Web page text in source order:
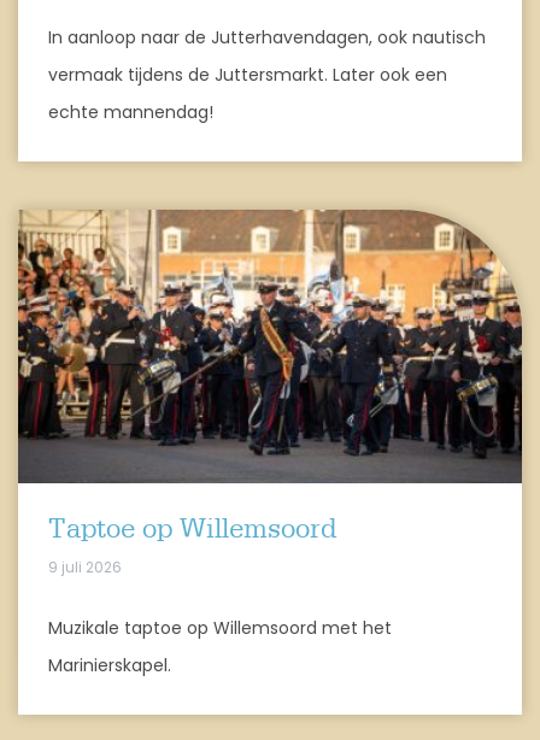
In aanloop naar de Jutterhavendagen, ook nautisch
vermaak tijdens de Juttersmarkt. Later ook een
echte mannendag!
Taptoe op Willemsoord
9 juli 2026
Muzikale taptoe op Willemsoord met het
Marinierskapel.